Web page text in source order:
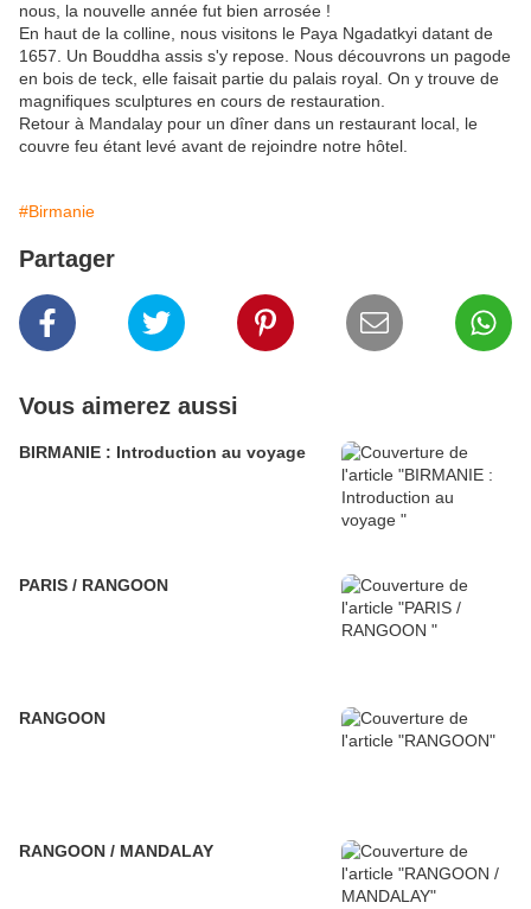
nous, la nouvelle année fut bien arrosée !
En haut de la colline, nous visitons le Paya Ngadatkyi datant de
1657. Un Bouddha assis s'y repose. Nous découvrons un pagode
en bois de teck, elle faisait partie du palais royal. On y trouve de
magnifiques sculptures en cours de restauration.
Retour à Mandalay pour un dîner dans un restaurant local, le
couvre feu étant levé avant de rejoindre notre hôtel.
#Birmanie
Partager
Vous aimerez aussi
BIRMANIE : Introduction au voyage
PARIS / RANGOON
RANGOON
RANGOON / MANDALAY